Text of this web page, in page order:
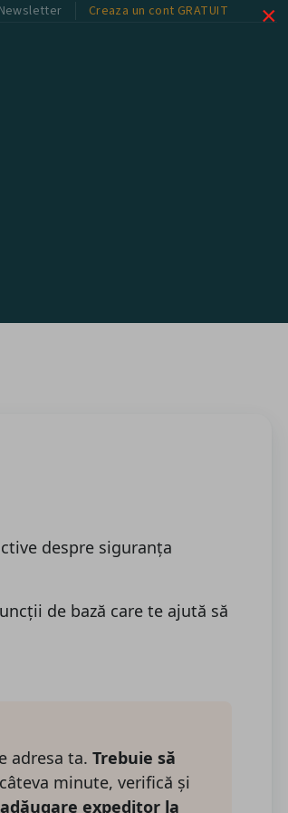
Newsletter Creaza un cont GRATUIT
despre siguranța
de bază care te ajută să
adresa ta. Trebuie să
minute, verifică și
expeditor la
×